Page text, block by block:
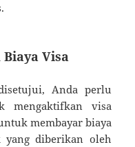
Visa
Anda perlu
mengaktifkan visa
membayar biaya
yang diberikan oleh